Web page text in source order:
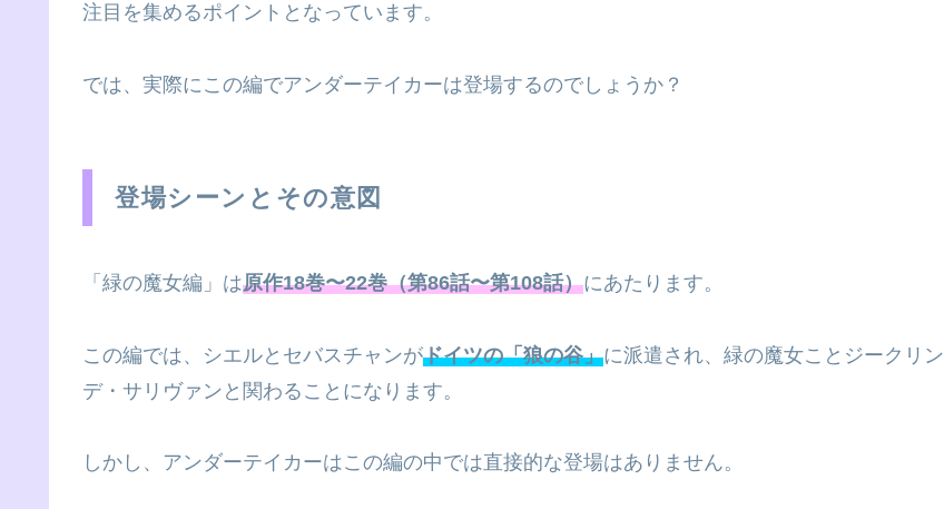
注目を集めるポイントとなっています。
では、実際にこの編でアンダーテイカーは登場するのでしょうか？
登場シーンとその意図
「緑の魔女編」は原作18巻〜22巻（第86話〜第108話）にあたります。
この編では、シエルとセバスチャンがドイツの「狼の谷」に派遣され、緑の魔女ことジークリン
デ・サリヴァンと関わることになります。
しかし、アンダーテイカーはこの編の中では直接的な登場はありません。